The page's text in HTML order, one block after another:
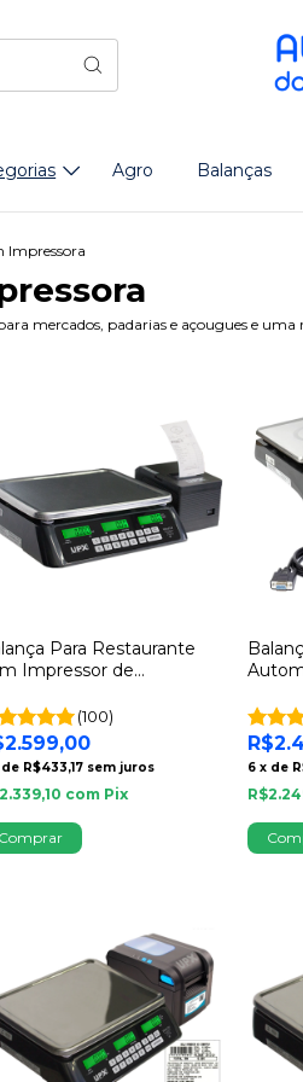
Agro Balanças
Impressora
mercados, padarias e açougues e
Para Restaurante
Impressor de
Restaurante UPX
(100)
de R$433,17 sem juros
com Pix
6 x de